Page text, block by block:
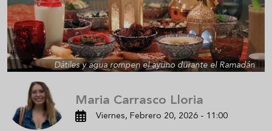
Dátiles y agua rompen el ayuno durante el Ramadán
Maria Carrasco Lloria
Viernes, Febrero 20, 2026 - 11:00